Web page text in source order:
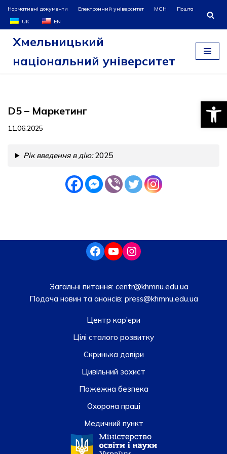
Перейти
до
Нормативні документи Електронний університет МСН
Пошта
UK
EN
Хмельницький
національний університет
D5 – Маркетинг
11.06.2025
Рік введення в дію:2025
Загальні питання: centr@khmnu.edu.ua
Подача новин та анонсів:press@khmnu.edu.ua
Центр кар’єри
Цілі сталого розвитку
Скринька довiри
Цивільний захист
Пожежна безпека
Охорона праці
Медичний пункт